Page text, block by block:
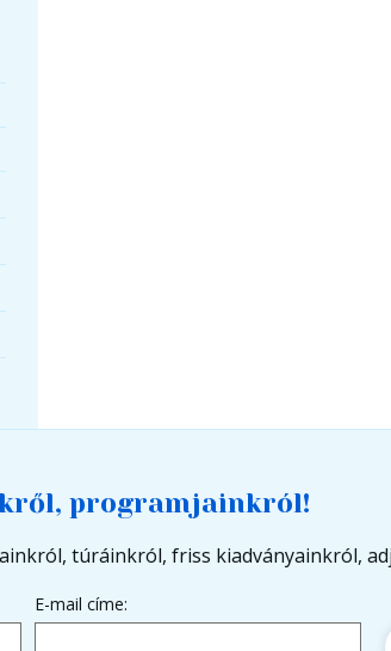
programjainkról!
túráinkról, friss kiadványainkról,
E-mail címe: